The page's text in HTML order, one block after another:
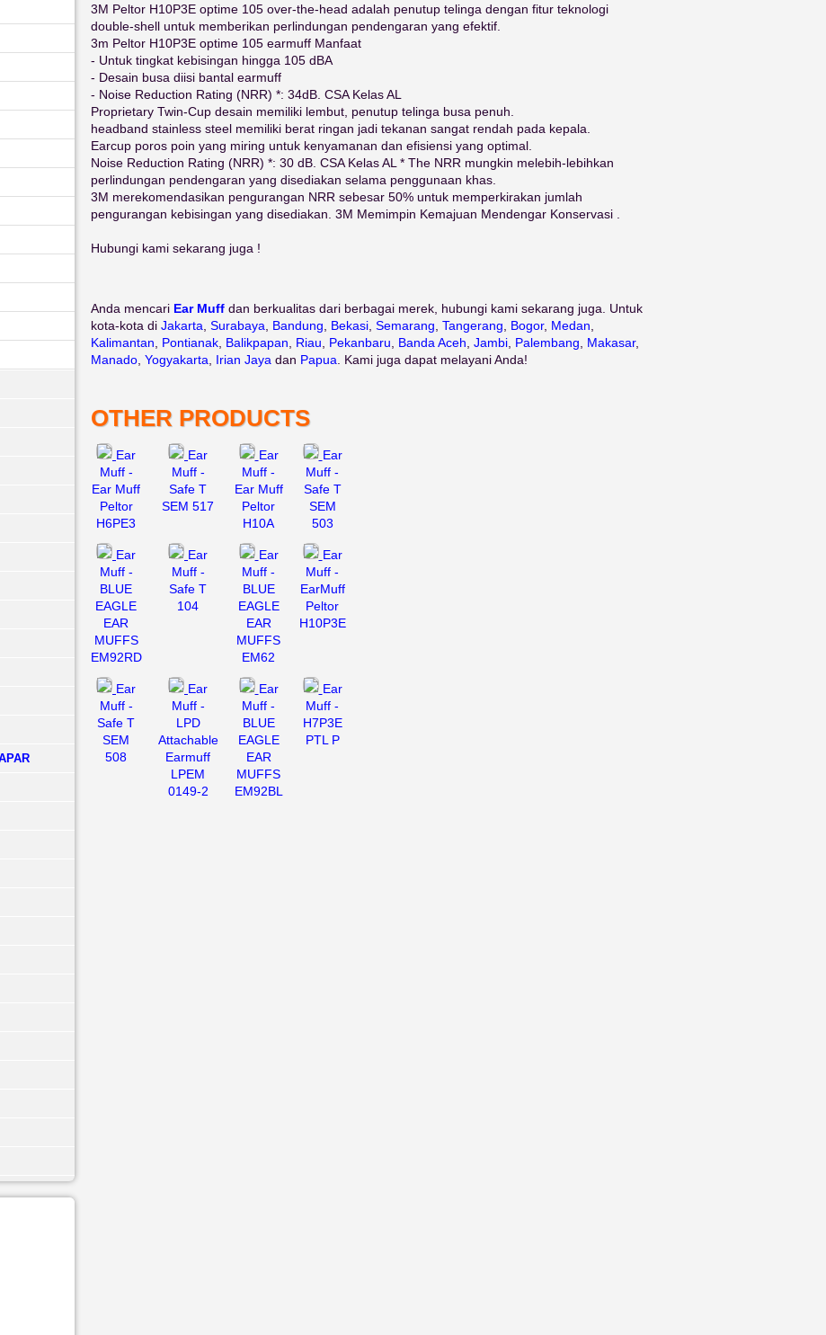
3M Peltor H10P3E optime 105 over-the-head adalah penutup telinga dengan fitur teknologi
double-shell untuk memberikan perlindungan pendengaran yang efektif.
3m Peltor H10P3E optime 105 earmuff Manfaat
- Untuk tingkat kebisingan hingga 105 dBA
- Desain busa diisi bantal earmuff
- Noise Reduction Rating (NRR) *: 34dB. CSA Kelas AL
Proprietary Twin-Cup desain memiliki lembut, penutup telinga busa penuh.
headband stainless steel memiliki berat ringan jadi tekanan sangat rendah pada kepala.
Earcup poros poin yang miring untuk kenyamanan dan efisiensi yang optimal.
Noise Reduction Rating (NRR) *: 30 dB. CSA Kelas AL * The NRR mungkin melebih-lebihkan
perlindungan pendengaran yang disediakan selama penggunaan khas.
3M merekomendasikan pengurangan NRR sebesar 50% untuk memperkirakan jumlah
pengurangan kebisingan yang disediakan. 3M Memimpin Kemajuan Mendengar Konservasi .
Hubungi kami sekarang juga !
Anda mencari Ear Muffdan berkualitas dari berbagai merek, hubungi kami sekarang juga. Untuk
kota-kota di Jakarta Surabaya Bandung Bekasi, Semarang Tangerang Bogor, Medan
Kalimantan
Pontianak, Balikpapan Riau Pekanbaru Banda Aceh Jambi, Palembang Makasar,
Manado, Yogyakarta Irian Jaya dan Papua . Kami juga dapat melayani Anda!
OTHER PRODUCTS
Ear
Muff -
Ear Muff
Peltor
H6PE3
Ear
Muff -
Safe T
SEM 517
Ear
Muff -
Ear Muff
Peltor
H10A
Ear
Muff -
Safe T
SEM
503
Ear
Muff -
BLUE
EAGLE
EAR
MUFFS
EM92RD
Ear
Muff -
Safe T
104
Ear
Muff -
BLUE
EAGLE
EAR
MUFFS
EM62
Ear
Muff -
EarMuff
Peltor
H10P3E
Ear
Muff -
Safe T
SEM
508
Ear
Muff -
LPD
Attachable
Earmuff
LPEM
0149-2
Ear
Muff -
BLUE
EAGLE
EAR
MUFFS
EM92BL
Ear
Muff -
H7P3E
PTL P